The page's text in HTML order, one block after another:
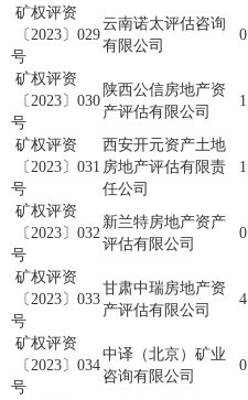
矿权评资
〔2023〕029
号
云南诺太评估咨询
有限公司
0
矿权评资
〔2023〕030
号
陕西公信房地产资
产评估有限公司
1
矿权评资
〔2023〕031
号
西安开元资产土地
房地产评估有限责
任公司
1
矿权评资
〔2023〕032
号
新兰特房地产资产
评估有限公司
0
矿权评资
〔2023〕033
号
甘肃中瑞房地产资
产评估有限公司
4
矿权评资
〔2023〕034
号
中译（北京）矿业
咨询有限公司
0